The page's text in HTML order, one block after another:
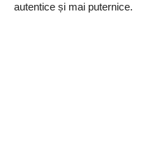
autentice și mai puternice.